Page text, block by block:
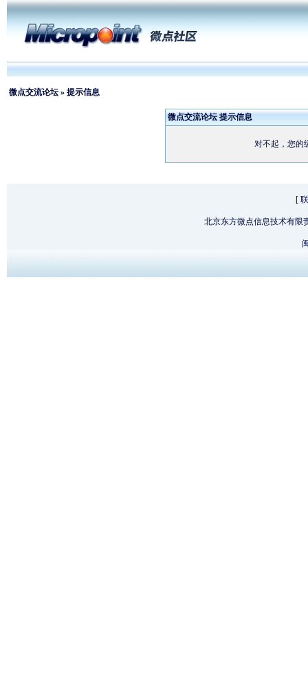
微点交流论坛 » 提示信息
微点交流论坛 提示信息
对不起，您的
[
北京东方微点信息技术有限